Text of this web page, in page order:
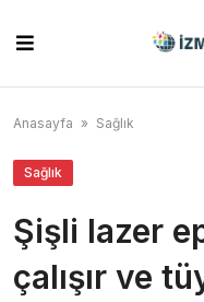
content
Anasayfa » Sağlık
Sağlık
Şişli lazer
çalışır ve